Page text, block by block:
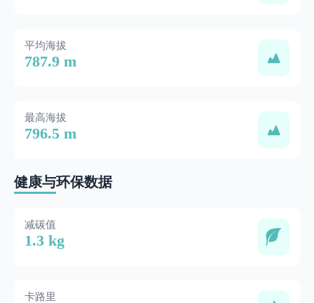
平均海拔
787.9 m
最高海拔
796.5 m
健康与环保数据
减碳值
1.3 kg
卡路里